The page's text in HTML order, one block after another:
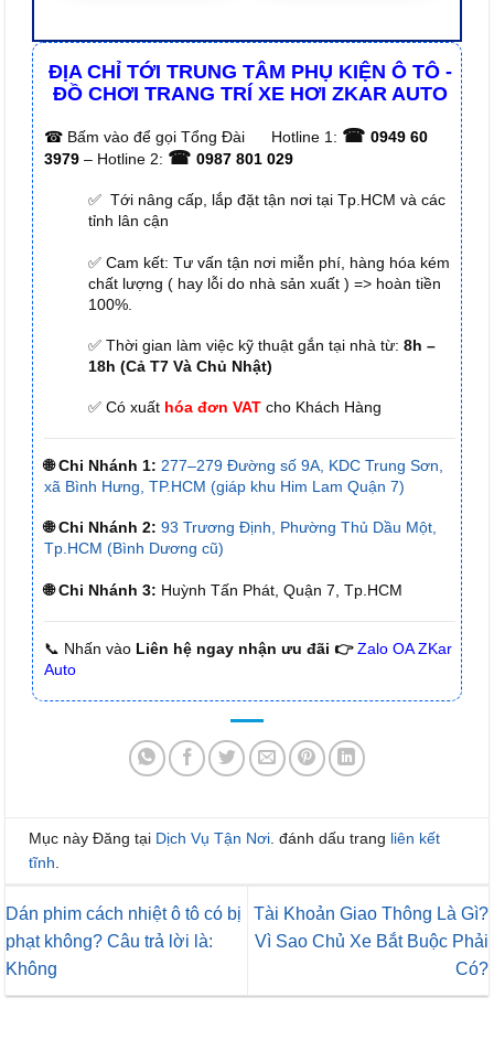
ĐỊA CHỈ TỚI TRUNG TÂM PHỤ KIỆN Ô TÔ -
ĐỒ CHƠI TRANG TRÍ XE HƠI ZKAR AUTO
☎ Bấm vào để gọi Tổng Đài Hotline 1: ☎ 0949 60
3979 – Hotline 2: ☎ 0987 801 029
✅ Tới nâng cấp, lắp đặt tận nơi tại Tp.HCM và các
tỉnh lân cận
✅ Cam kết: Tư vấn tận nơi miễn phí, hàng hóa kém
chất lượng ( hay lỗi do nhà sản xuất ) => hoàn tiền
100%.
✅ Thời gian làm việc kỹ thuật gắn tại nhà từ: 8h –
18h (Cả T7 Và Chủ Nhật)
✅ Có xuất hóa đơn VAT cho Khách Hàng
🌐 Chi Nhánh 1: 277–279 Đường số 9A, KDC Trung Sơn,
xã Bình Hưng, TP.HCM (giáp khu Him Lam Quận 7)
🌐 Chi Nhánh 2: 93 Trương Định, Phường Thủ Dầu Một,
Tp.HCM (Bình Dương cũ)
🌐 Chi Nhánh 3: Huỳnh Tấn Phát, Quận 7, Tp.HCM
📞 Nhấn vào Liên hệ ngay nhận ưu đãi 👉 Zalo OA ZKar
Auto
Mục này Đăng tại Dịch Vụ Tận Nơi . đánh dấu trang liên kết
tĩnh
Dán phim cách nhiệt ô tô có bị
phạt không? Câu trả lời là:
Không
Tài Khoản Giao Thông Là Gì?
Vì Sao Chủ Xe Bắt Buộc Phải
Có?